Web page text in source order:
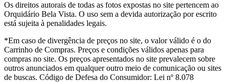
Os direitos autorais de todas as fotos expostas no site pertencem ao
Orquidário Bela Vista. O uso sem a devida autorização por escrito
está sujeita à penalidades legais.
*Em caso de divergência de preços no site, o valor válido é o do
Carrinho de Compras. Preços e condições válidos apenas para
compras no site. Os preços apresentados no site prevalecem sobre
outros anunciados em qualquer outro meio de comunicação ou sites
de buscas. Código de Defesa do Consumidor: Lei nº 8.078